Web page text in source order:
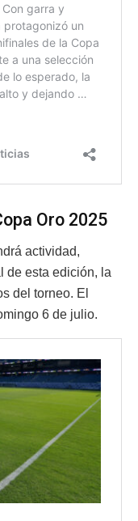
Oro 2025
actividad,
de esta edición, la
del torneo. El
6 de julio.